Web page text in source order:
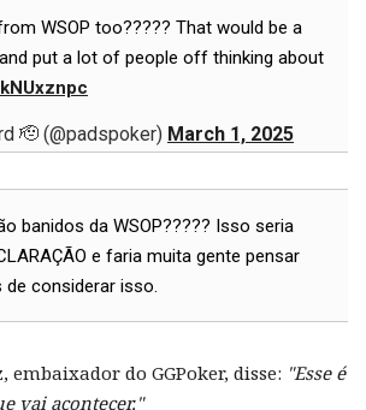
WSOP too????? That would be a
and put a lot of people off thinking about
🫡 (@padspoker) March 1, 2025
banidos da WSOP????? Isso seria
e faria muita gente pensar
considerar isso.
embaixador do GGPoker, disse: "Esse é
vai acontecer."